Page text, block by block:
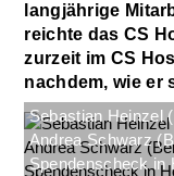
langjährige
reichte das CS
zurzeit im CS
nachdem, wie er
Sebastian Heinzel
Andrea Schwarz
Spendenscheck in